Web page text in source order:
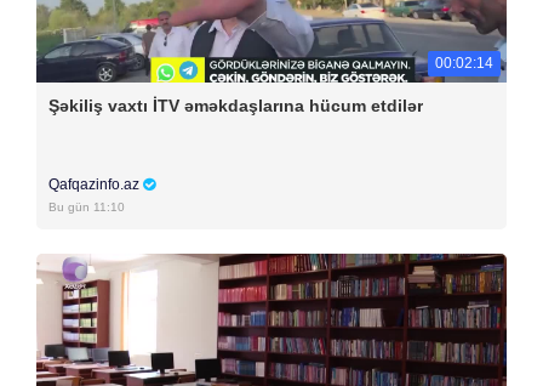
00:02:14
Şəkiliş vaxtı İTV əməkdaşlarına hücum etdilər
Qafqazinfo.az
Bu gün 11:10